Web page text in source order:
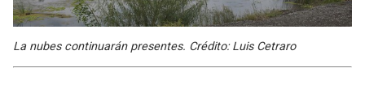
La nubes continuarán presentes. Crédito: Luis Cetraro